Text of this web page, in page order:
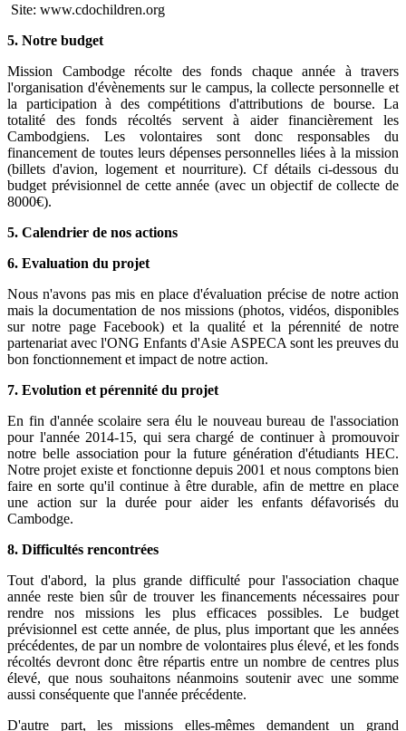
Site: www.cdochildren.org
5. Notre budget
Mission Cambodge récolte des fonds chaque année à travers
l'organisation d'évènements sur le campus, la collecte personnelle et
la participation à des compétitions d'attributions de bourse. La
totalité des fonds récoltés servent à aider financièrement les
Cambodgiens. Les volontaires sont donc responsables du
financement de toutes leurs dépenses personnelles liées à la mission
(billets d'avion, logement et nourriture). Cf détails ci-dessous du
budget prévisionnel de cette année (avec un objectif de collecte de
8000€).
5. Calendrier de nos actions
6. Evaluation du projet
Nous n'avons pas mis en place d'évaluation précise de notre action
mais la documentation de nos missions (photos, vidéos, disponibles
sur notre page Facebook) et la qualité et la pérennité de notre
partenariat avec l'ONG Enfants d'Asie ASPECA sont les preuves du
bon fonctionnement et impact de notre action.
7. Evolution et pérennité du projet
En fin d'année scolaire sera élu le nouveau bureau de l'association
pour l'année 2014-15, qui sera chargé de continuer à promouvoir
notre belle association pour la future génération d'étudiants HEC.
Notre projet existe et fonctionne depuis 2001 et nous comptons bien
faire en sorte qu'il continue à être durable, afin de mettre en place
une action sur la durée pour aider les enfants défavorisés du
Cambodge.
8. Difficultés rencontrées
Tout d'abord, la plus grande difficulté pour l'association chaque
année reste bien sûr de trouver les financements nécessaires pour
rendre nos missions les plus efficaces possibles. Le budget
prévisionnel est cette année, de plus, plus important que les années
précédentes, de par un nombre de volontaires plus élevé, et les fonds
récoltés devront donc être répartis entre un nombre de centres plus
élevé, que nous souhaitons néanmoins soutenir avec une somme
aussi conséquente que l'année précédente.
D'autre part, les missions elles-mêmes demandent un grand